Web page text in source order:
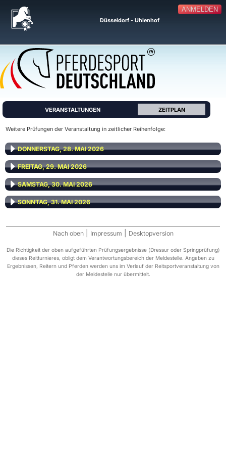
ANMELDEN
Düsseldorf - Uhlenhof
VERANSTALTUNGEN ZEITPLAN
Weitere Prüfungen der Veranstaltung in zeitlicher Reihenfolge:
DONNERSTAG, 28. MAI 2026
FREITAG, 29. MAI 2026
SAMSTAG, 30. MAI 2026
SONNTAG, 31. MAI 2026
Nach oben Impressum Desktopversion
Die Richtigkeit der oben aufgeführten Prüfungsergebnisse (Dressur oder Springprüfung)
dieses Reitturnieres, obligt dem Verantwortungsbereich der Meldestelle. Angaben zu
Ergebnissen, Reitern und Pferden werden uns im Verlauf der Reitsportveranstaltung von
der Meldestelle nur übermittelt.